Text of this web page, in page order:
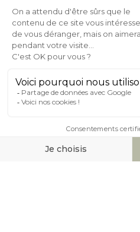
Expéditionen
24/72h
À PROPOS DE MILIBOO